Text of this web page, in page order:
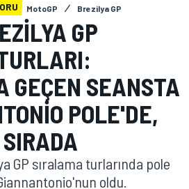
MotoGP Brezilya GP
GP
GEÇEN SEANSTA
POLE'DE,
GP sıralama turlarında pole
oldu.